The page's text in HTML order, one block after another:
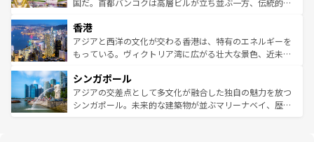
とつ。フォーやバインミー、ベトナムコーヒーなどは、ぜ
ひ現地で味わいたい。どの地域を訪れてもあたたかい人々
が旅行者を迎えてくれるので、きっと忘れられない旅にな
参照してほしい。
国だ。首都バンコクは高層ビルが立ち並ぶ一方、伝統的な
の活気が交差している。北部ではチェンマイなどの山岳地
帯で自然と触れ合い、南部ではプーケットやクラビの美し
いビーチでリゾート気分を楽しむことができる。タイ料理
激する。気候は一年中温暖で、どの季節にも異なる楽しみ
が待っている。親しみやすいタイの人々、仏教を中心とし
た文化、そして多様な観光資源が、訪れる旅人を魅了し続
香港
アジアと西洋の文化が交わる香港は、特有のエネルギーを
もっている。ヴィクトリア湾に広がる壮大な景色、近未来
み、どこを訪れても感動するはず。観光スポットが密集し
ており、効率よく見どころを回れるのも魅力。息をのむよ
うな絶景から文化的な体験まで、香港を存分に楽しみ尽く
シンガポール
アジアの交差点として多文化が融合した独自の魅力を放つ
シンガポール。未来的な建築物が並ぶマリーナベイ、歴史